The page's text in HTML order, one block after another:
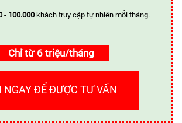
- 100.000 khách truy cập tự nhiên mỗi tháng.
Chỉ từ 6 triệu/tháng
NGAY ĐỂ ĐƯỢC TƯ VẤN